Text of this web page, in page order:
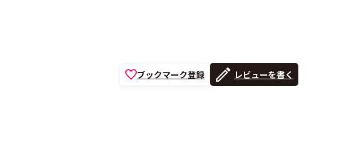
ブックマーク登録 レビューを書く